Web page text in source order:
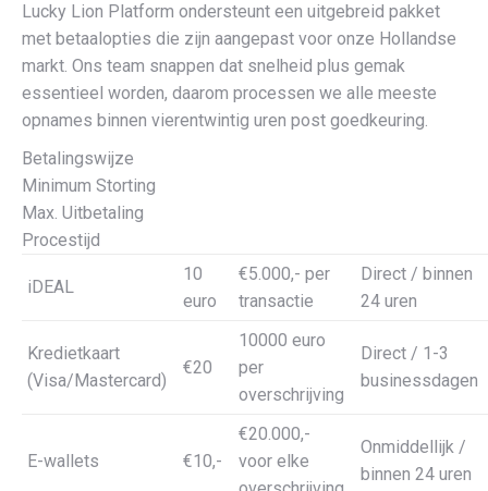
Lucky Lion Platform ondersteunt een uitgebreid pakket
met betaalopties die zijn aangepast voor onze Hollandse
markt. Ons team snappen dat snelheid plus gemak
essentieel worden, daarom processen we alle meeste
opnames binnen vierentwintig uren post goedkeuring.
Betalingswijze
Minimum Storting
Max. Uitbetaling
Procestijd
iDEAL
10
euro
€5.000,- per
transactie
Direct / binnen
24 uren
Kredietkaart
(Visa/Mastercard)
€20
10000 euro
per
overschrijving
Direct / 1-3
businessdagen
E-wallets €10,-
€20.000,-
voor elke
Onmiddellijk /
binnen 24 uren